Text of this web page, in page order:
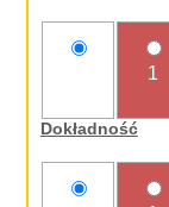
1
Dokładność